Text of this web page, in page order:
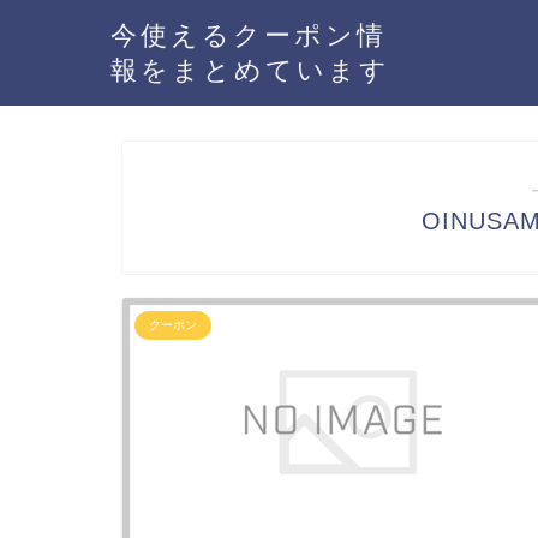
今使えるクーポン情
報をまとめています
クーポン